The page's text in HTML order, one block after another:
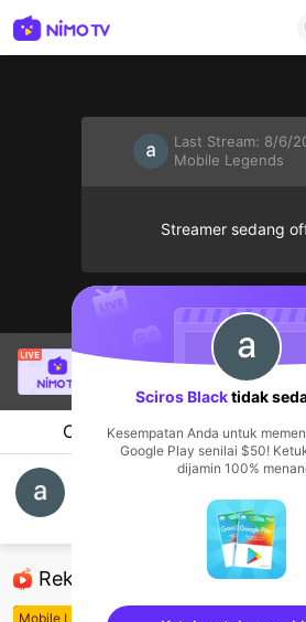
Last Stream: 8/6/
Mobile Legends
Streamer sedang
Christine Eunmin
sedang
50 Penonton
Chat Streamer
mabar sini yang gabut
Rekomendasi
Mobile Legends Mobile
sentinelStart
Sciros Blacktidak
Kesempatan Anda untuk
Google Play senilai $50!
dijamin 100%